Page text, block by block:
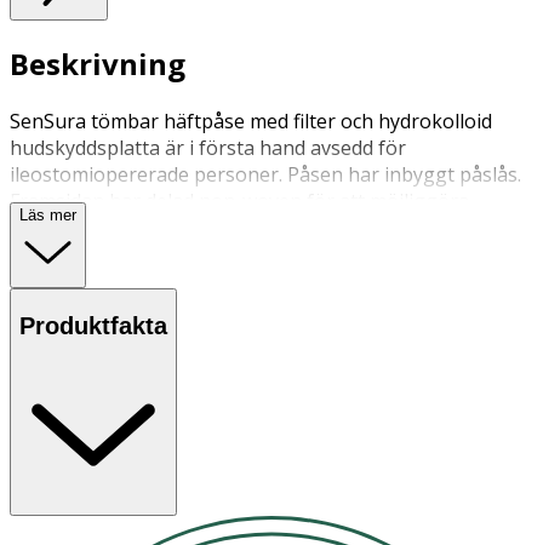
Beskrivning
SenSura tömbar häftpåse med filter och hydrokolloid
hudskyddsplatta är i första hand avsedd för
ileostomiopererade personer. Påsen har inbyggt påslås.
Framsidan har delad non-woven för att möjliggöra
inspektion.
Läs mer
Produktfakta